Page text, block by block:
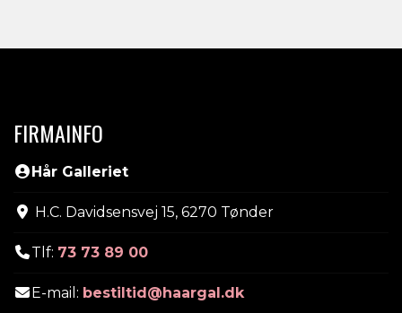
FIRMAINFO
Hår Galleriet
H.C. Davidsensvej 15, 6270 Tønder
Tlf: 73 73 89 00
E-mail: bestiltid@haargal.dk